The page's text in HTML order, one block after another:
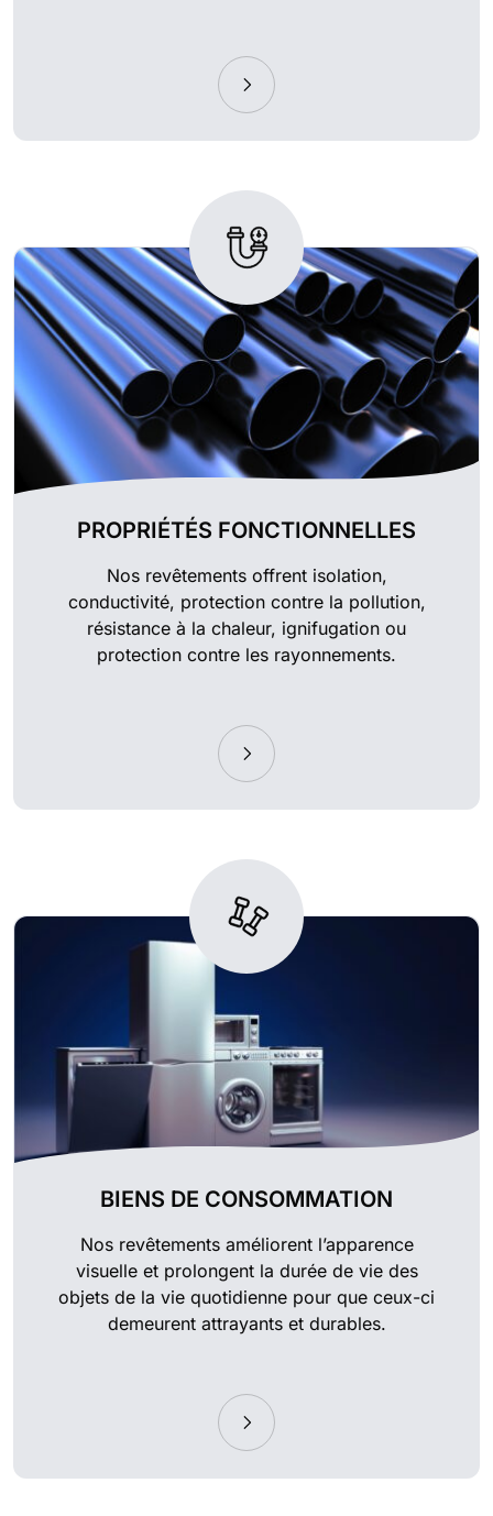
PROPRIÉTÉS FONCTIONNELLES
Nos revêtements offrent isolation,
conductivité, protection contre la pollution,
résistance à la chaleur, ignifugation ou
protection contre les rayonnements.
BIENS DE CONSOMMATION
Nos revêtements améliorent l’apparence
visuelle et prolongent la durée de vie des
objets de la vie quotidienne pour que ceux-ci
demeurent attrayants et durables.